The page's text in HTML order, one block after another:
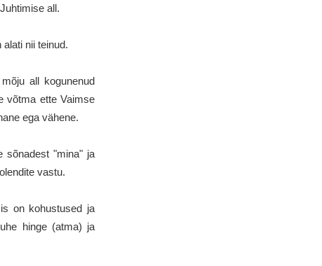
all.
nii teinud.
all kogunenud
võtma ette Vaimse
ega vähene.
sõnadest "mina" ja
vastu.
on kohustused ja
hinge (atma) ja